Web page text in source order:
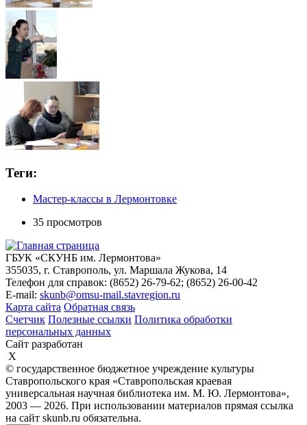
Теги:
Мастер-классы в Лермонтовке
35 просмотров
ГБУК «СКУНБ им. Лермонтова»
355035, г. Ставрополь, ул. Маршала Жукова, 14
Телефон для справок: (8652) 26-79-62; (8652) 26-00-42
E-mail: skunb@omsu-mail.stavregion.ru
Карта сайта Обратная связь
Счетчик Полезные ссылки Политика обработки
персональных данных
Сайт разработан
X
© государственное бюджетное учреждение культуры
Ставропольского края «Ставропольская краевая
универсальная научная библиотека им. М. Ю. Лермонтова»,
2003 — 2026. При использовании материалов прямая ссылка
на сайт skunb.ru обязательна.